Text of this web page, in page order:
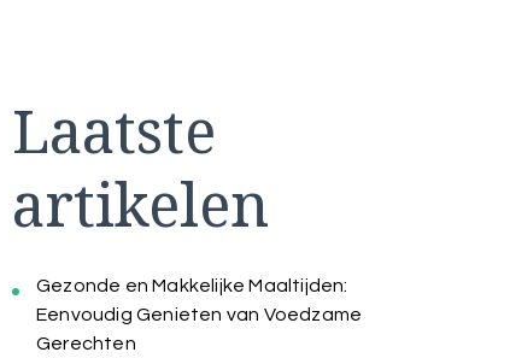
Laatste
artikelen
Gezonde en Makkelijke Maaltijden:
Eenvoudig Genieten van Voedzame
Gerechten